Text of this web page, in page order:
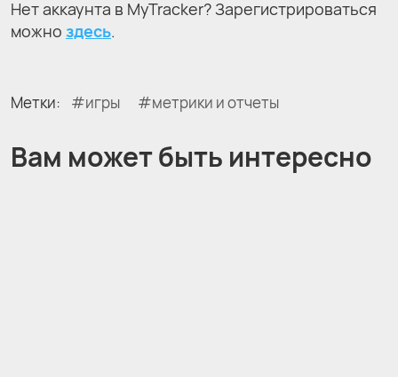
Нет аккаунта в MyTracker? Зарегистрироваться
можно здесь.
Метки: игры метрики и отчеты
Вам может быть интересно